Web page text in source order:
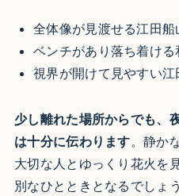
全体像が見渡せる江田
ベンチがあり落ち着け
視界が開けて見やすい
少し離れた場所からでも、
は十分に伝わります。静か
大切な人とゆっくり花火を
別なひとときとなるでしょう